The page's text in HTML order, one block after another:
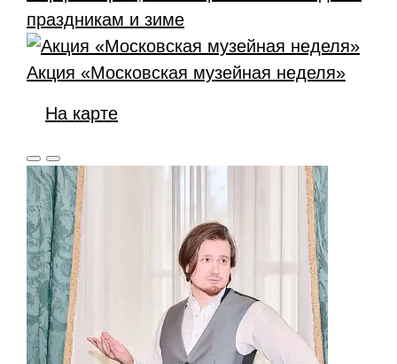
праздникам и зиме
Акция «Московская музейная неделя»
На карте